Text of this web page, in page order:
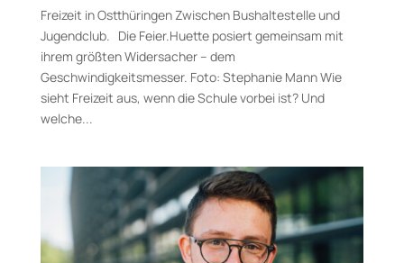
Freizeit in Ostthüringen Zwischen Bushaltestelle und
Jugendclub. Die Feier.Huette posiert gemeinsam mit
ihrem größten Widersacher – dem
Geschwindigkeitsmesser. Foto: Stephanie Mann Wie
sieht Freizeit aus, wenn die Schule vorbei ist? Und
welche...